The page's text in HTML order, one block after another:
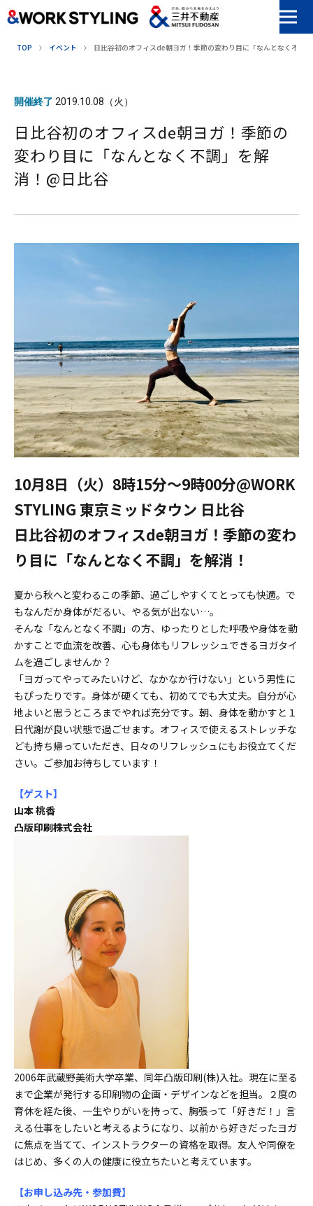
TOP イベント 日比谷初のオフィスde朝ヨガ！季節の変わり目に「なんとなく不調
開催終了 2019.10.08（火）
日比谷初のオフィスde朝ヨガ！季節の
変わり目に「なんとなく不調」を解
消！@日比谷
10月8日（火）8時15分～9時00分@WORK
STYLING 東京ミッドタウン 日比谷
日比谷初のオフィスde朝ヨガ！季節の変わ
り目に「なんとなく不調」を解消！
夏から秋へと変わるこの季節、過ごしやすくてとっても快適。で
もなんだか身体がだるい、やる気が出ない…。
そんな「なんとなく不調」の方、ゆったりとした呼吸や身体を動
かすことで血流を改善、心も身体もリフレッシュできるヨガタイ
ムを過ごしませんか？
「ヨガってやってみたいけど、なかなか行けない」という男性に
もぴったりです。身体が硬くても、初めてでも大丈夫。自分が心
地よいと思うところまでやれば充分です。朝、身体を動かすと１
日代謝が良い状態で過ごせます。オフィスで使えるストレッチな
ども持ち帰っていただき、日々のリフレッシュにもお役立てくだ
さい。ご参加お待ちしています！
【ゲスト】
山本 桃香
凸版印刷株式会社
2006年武蔵野美術大学卒業、同年凸版印刷(株)入社。現在に至る
まで企業が発行する印刷物の企画・デザインなどを担当。２度の
育休を経た後、一生やりがいを持って、胸張って「好きだ！」言
える仕事をしたいと考えるようになり、以前から好きだったヨガ
に焦点を当てて、インストラクターの資格を取得。友人や同僚を
はじめ、多くの人の健康に役立ちたいと考えています。
【お申し込み先・参加費】